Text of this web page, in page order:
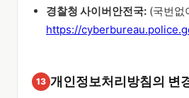
경찰청 사이버안전국: (국번없
https://
13 개인정보처리방침의 변